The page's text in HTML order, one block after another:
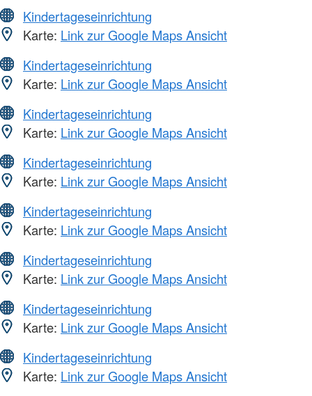
Kindertageseinrichtung
Karte: Link zur Google Maps Ansicht
Kindertageseinrichtung
Karte: Link zur Google Maps Ansicht
Kindertageseinrichtung
Karte: Link zur Google Maps Ansicht
Kindertageseinrichtung
Karte: Link zur Google Maps Ansicht
Kindertageseinrichtung
Karte: Link zur Google Maps Ansicht
Kindertageseinrichtung
Karte: Link zur Google Maps Ansicht
Kindertageseinrichtung
Karte: Link zur Google Maps Ansicht
Kindertageseinrichtung
Karte: Link zur Google Maps Ansicht